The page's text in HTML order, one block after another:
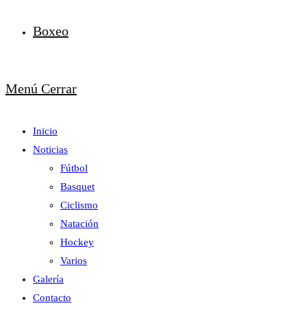
Boxeo
Menú Cerrar
Inicio
Noticias
Fútbol
Basquet
Ciclismo
Natación
Hockey
Varios
Galería
Contacto